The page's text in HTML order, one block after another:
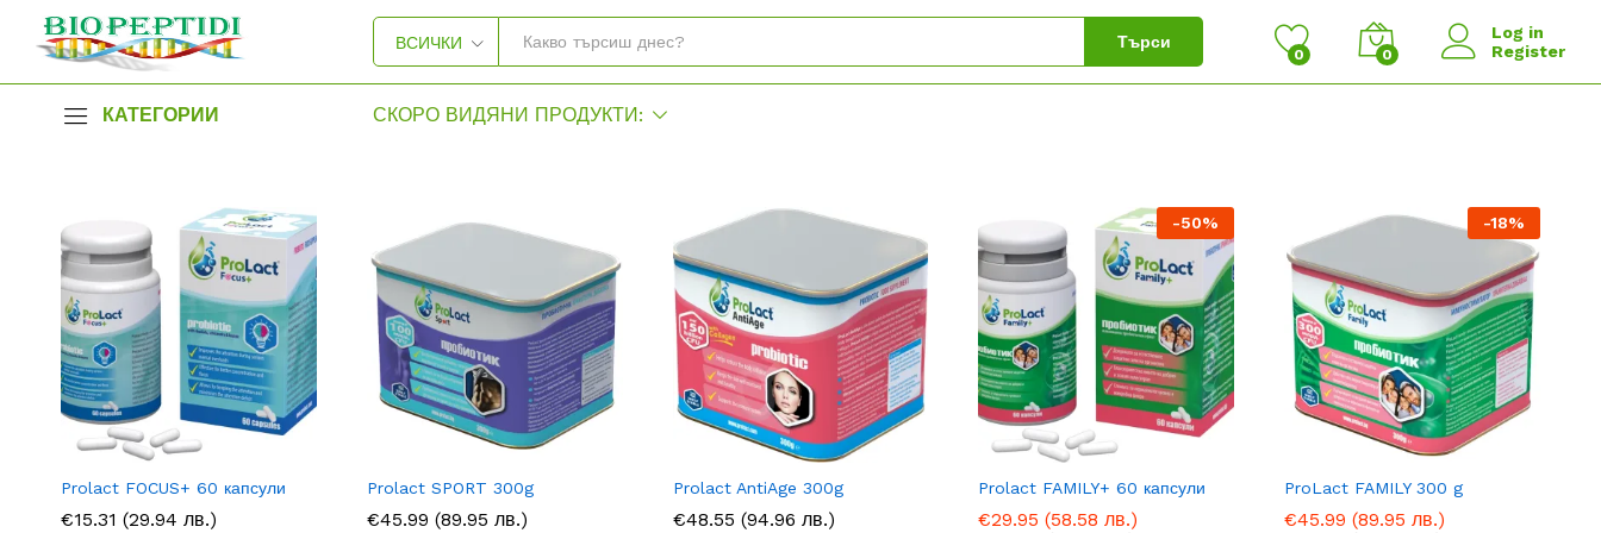
ВСИЧКИ Търси
0 0
Log in
Register
КАТЕГОРИИ
АПАРАТИ ЗА СРЕБЪРНА
БЪЛГАРСКИ
ПРОБИОТИЦИ ProLact
АПАРАТИ ЗА
СКОРО ВИДЯНИ ПРОДУКТИ:
Prolact FOCUS+ 60 капсули
€15.31 (29.94 лв.)
€15.31
Prolact SPORT 300g
€45.99 (89.95 лв.)
€45.99
Prolact AntiAge 300g
€48.55 (94.96 лв.)
€48.55
-50%
Prolact FAMILY+ 60 капсули
€29.95 (58.58 лв.)
€29.95 (58.58 лв.)
-18%
ProLact FAMILY 300 g
€45.99 (89.95 лв.)
€45.99 (89.95 лв.)